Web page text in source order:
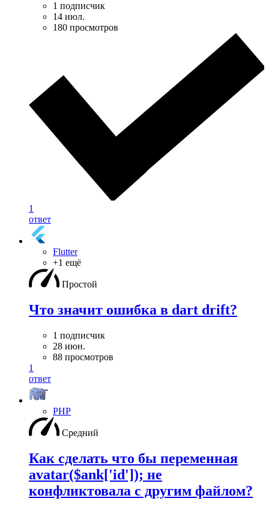
1 подписчик
14 июл.
180 просмотров
1
ответ
Flutter
+1 ещё
Простой
Что значит ошибка в dart drift?
1 подписчик
28 июн.
88 просмотров
1
ответ
PHP
Средний
Как сделать что бы переменная
avatar($ank['id']); не
конфликтовала с другим файлом?